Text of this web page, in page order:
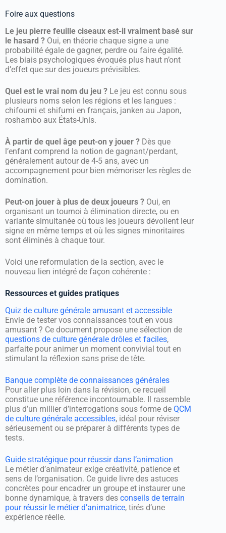
Foire aux questions
Le jeu pierre feuille ciseaux est-il vraiment basé sur
le hasard ? Oui, en théorie chaque signe a une
probabilité égale de gagner, perdre ou faire égalité.
Les biais psychologiques évoqués plus haut n’ont
d’effet que sur des joueurs prévisibles.
Quel est le vrai nom du jeu ? Le jeu est connu sous
plusieurs noms selon les régions et les langues :
chifoumi et shifumi en français, janken au Japon,
roshambo aux États-Unis.
À partir de quel âge peut-on y jouer ? Dès que
l’enfant comprend la notion de gagnant/perdant,
généralement autour de 4-5 ans, avec un
accompagnement pour bien mémoriser les règles de
domination.
Peut-on jouer à plus de deux joueurs ? Oui, en
organisant un tournoi à élimination directe, ou en
variante simultanée où tous les joueurs dévoilent leur
signe en même temps et où les signes minoritaires
sont éliminés à chaque tour.
Voici une reformulation de la section, avec le
nouveau lien intégré de façon cohérente :
Ressources et guides pratiques
Quiz de culture générale amusant et accessible
Envie de tester vos connaissances tout en vous
amusant ? Ce document propose une sélection de
questions de culture générale drôles et faciles,
parfaite pour animer un moment convivial tout en
stimulant la réflexion sans prise de tête.
Banque complète de connaissances générales
Pour aller plus loin dans la révision, ce recueil
constitue une référence incontournable. Il rassemble
plus d’un millier d’interrogations sous forme de QCM
de culture générale accessibles, idéal pour réviser
sérieusement ou se préparer à différents types de
tests.
Guide stratégique pour réussir dans l’animation
Le métier d’animateur exige créativité, patience et
sens de l’organisation. Ce guide livre des astuces
concrètes pour encadrer un groupe et instaurer une
bonne dynamique, à travers des conseils de terrain
pour réussir le métier d’animatrice, tirés d’une
expérience réelle.